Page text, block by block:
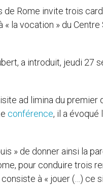
de Rome invite trois
la vocation » du Centre
a introduit, jeudi 27
ad limina du premier
conférence, il a évoqué
» de donner ainsi la
pour conduire trois
consiste à « jouer (…) ce